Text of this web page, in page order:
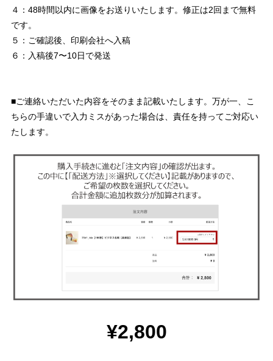
４：48時間以内に画像をお送りいたします。修正は2回まで無料
です。
５：ご確認後、印刷会社へ入稿
６：入稿後7〜10日で発送
■ご連絡いただいた内容をそのまま記載いたします。万が一、こ
ちらの手違いで入力ミスがあった場合は、責任を持ってご対応い
たします。
¥2,800